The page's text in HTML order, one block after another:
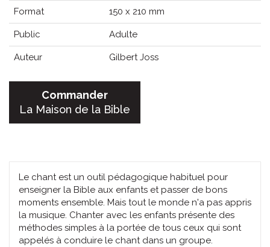
Format 150 x 210 mm
Public Adulte
Auteur Gilbert Joss
Commander
La Maison de la Bible
Le chant est un outil pédagogique habituel pour
enseigner la Bible aux enfants et passer de bons
moments ensemble. Mais tout le monde n'a pas appris
la musique. Chanter avec les enfants présente des
méthodes simples à la portée de tous ceux qui sont
appelés à conduire le chant dans un groupe.